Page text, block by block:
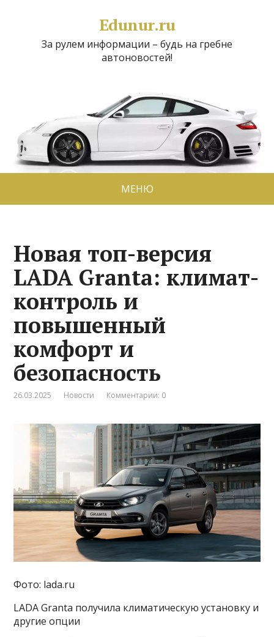
Edunur.ru
За рулем информации – будь на гребне
автоновостей!
МЕНЮ
Новая топ-версия
LADA Granta: климат-
контроль и
повышенный
комфорт и
безопасность
26.03.2025 Новости Комментарии: 0
Фото: lada.ru
LADA Granta получила климатическую установку и
другие опции